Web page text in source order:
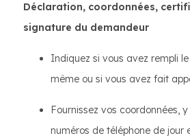
Déclaration, coordonnées,
signature du demandeur
Indiquez si vous avez rempli
même ou si vous avez fait
Fournissez vos coordonnées,
numéros de téléphone de jour